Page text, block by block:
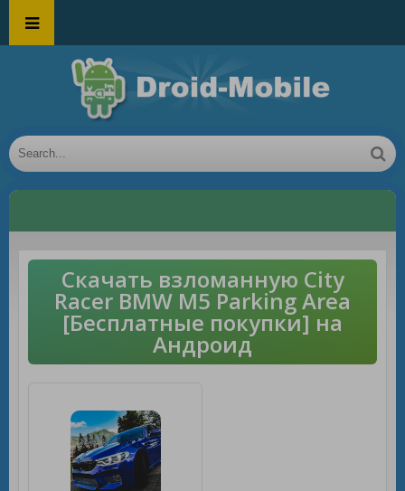
Скачать взломанную City
Racer BMW M5 Parking Area
[Бесплатные покупки] на
Андроид